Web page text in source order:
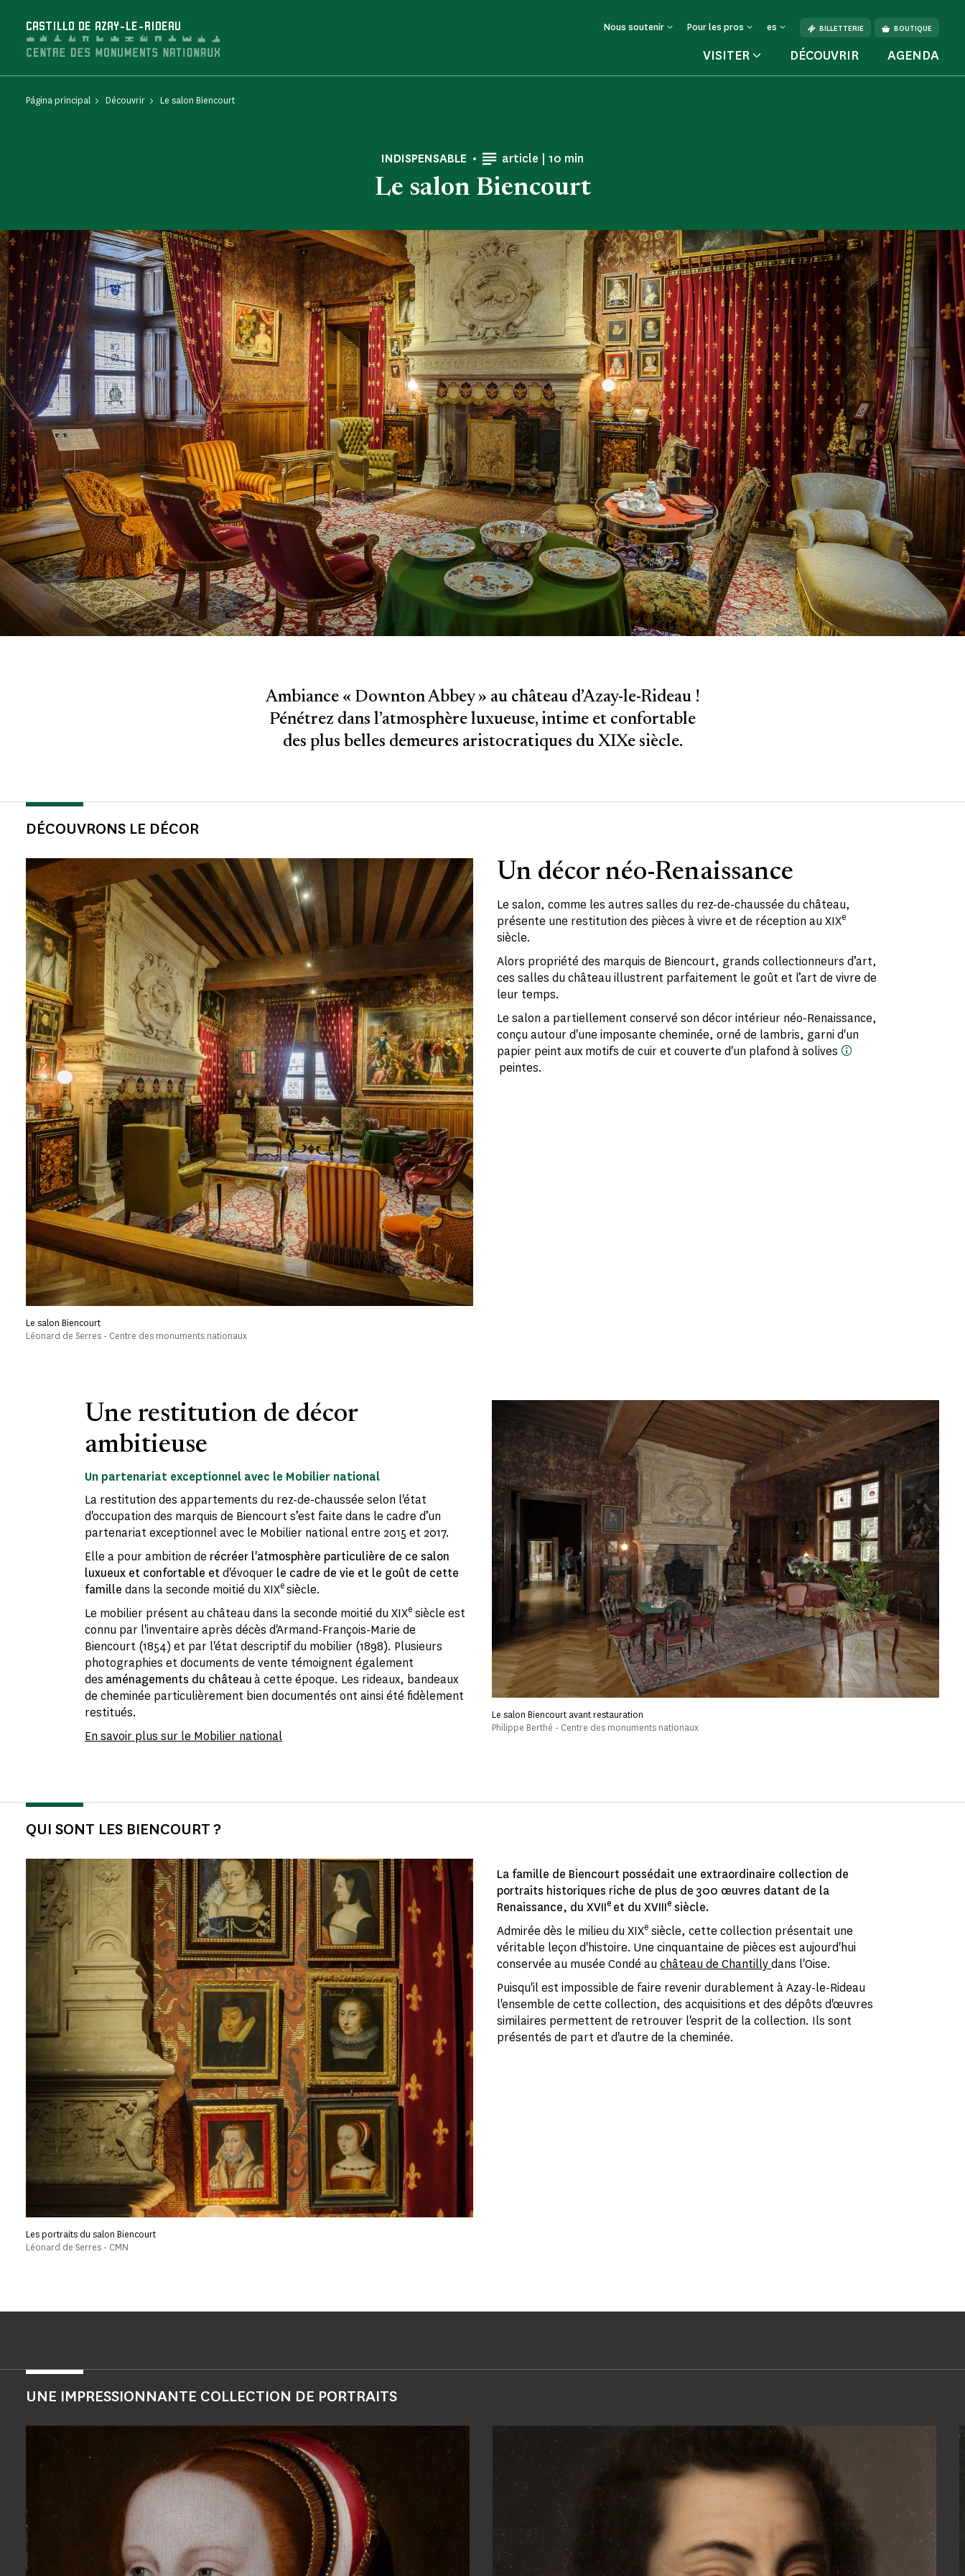
CASTILLO DE AZAY-LE-RIDEAU Nous soutenir Pour les pros es BILLETTERIE BOUTIQUE
VISITER DÉCOUVRIR AGENDA
Página principal Découvrir Le salon Biencourt
INDISPENSABLE article | Tiempo de lectura
10 min
Le salon Biencourt
Ambiance « Downton Abbey » au château d’Azay-le-Rideau !
Pénétrez dans l’atmosphère luxueuse, intime et confortable
des plus belles demeures aristocratiques du XIXe siècle.
DÉCOUVRONS LE DÉCOR
Un décor néo-Renaissance
Le salon, comme les autres salles du rez-de-chaussée du château,
présente une restitution des pièces à vivre et de réception au XIXe
siècle.
Alors propriété des marquis de Biencourt, grands collectionneurs d’art,
ces salles du château illustrent parfaitement le goût et l’art de vivre de
leur temps.
Le salon a partiellement conservé son décor intérieur néo-Renaissance,
conçu autour d'une imposante cheminée, orné de lambris, garni d'un
papier peint aux motifs de cuir et couverte d'un plafond à solives
peintes.
Le salon Biencourt
Léonard de Serres - Centre des monuments nationaux
Une restitution de décor
ambitieuse
Un partenariat exceptionnel avec le Mobilier national
La restitution des appartements du rez-de-chaussée selon l'état
d'occupation des marquis de Biencourt s’est faite dans le cadre d’un
partenariat exceptionnel avec le Mobilier national entre 2015 et 2017.
Elle a pour ambition de récréer l'atmosphère particulière de ce salon
luxueux et confortable etd'évoquer le cadre de vie et le goût de cette
famille dans la seconde moitié du XIXesiècle.
Le mobilier présent au château dans la seconde moitié du XIXe siècle est
connu par l'inventaire après décès d'Armand-François-Marie de
Biencourt (1854) et par l'état descriptif du mobilier (1898). Plusieurs
photographies et documents de vente témoignent également
des aménagements du châteauà cette époque. Les rideaux, bandeaux
de cheminée particulièrement bien documentés ont ainsi été fidèlement
restitués.
En savoir plus sur le Mobilier national
Le salon Biencourt avant restauration
Philippe Berthé - Centre des monuments nationaux
QUI SONT LES BIENCOURT ?
La famille de Biencourt possédait une extraordinaire collection de
portraits historiques riche de plus de 300 œuvres datant de la
Renaissance, du XVIIe et du XVIIIe siècle.
Admirée dès le milieu du XIXe siècle, cette collection présentait une
véritable leçon d'histoire. Une cinquantaine de pièces est aujourd'hui
conservée au musée Condé auchâteau de Chantillydans l'Oise.
Puisqu'il est impossible de faire revenir durablement à Azay-le-Rideau
l'ensemble de cette collection, des acquisitions et des dépôts d'œuvres
similaires permettent de retrouver l'esprit de la collection. Ils sont
présentés de part et d'autre de la cheminée.
Les portraits du salon Biencourt
Léonard de Serres - CMN
UNE IMPRESSIONNANTE COLLECTION DE PORTRAITS